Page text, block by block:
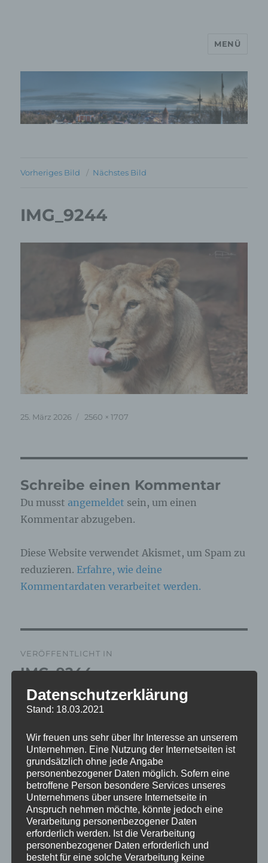
MP Mario Porten Beratung
Training Coaching
MENÜ
Vorheriges Bild Nächstes Bild
IMG_9244
Veröffentlicht
25. März 2026 Originalgröße
2560 × 1707
Schreibe einen Kommentar
Du musst angemeldet sein, um einen
Kommentar abzugeben.
Diese Website verwendet Akismet, um Spam zu
reduzieren. Erfahre, wie deine
Kommentardaten verarbeitet werden.
VERÖFFENTLICHT IN
IMG_9244
Datenschutzerklärung
Stand: 18.03.2021
Wir freuen uns sehr über Ihr Interesse an unserem
Unternehmen. Eine Nutzung der Internetseiten ist
grundsätzlich ohne jede Angabe
personenbezogener Daten möglich. Sofern eine
betroffene Person besondere Services unseres
Unternehmens über unsere Internetseite in
Anspruch nehmen möchte, könnte jedoch eine
Verarbeitung personenbezogener Daten
erforderlich werden. Ist die Verarbeitung
personenbezogener Daten erforderlich und
besteht für eine solche Verarbeitung keine